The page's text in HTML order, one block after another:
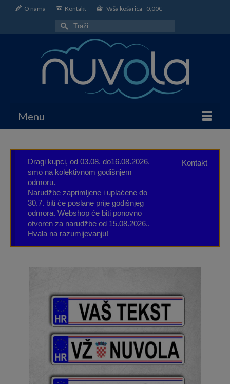
O nama Kontakt Vaša košarica - 0,00€
Search
for:
Menu
Kontakt
Dragi kupci, od 03.08. do16.08.2026.
smo na kolektivnom godišnjem
odmoru.
Narudžbe zaprimljene i uplaćene do
30.7. biti će poslane prije godišnjeg
odmora. Webshop će biti ponovno
otvoren za narudžbe od 15.08.2026..
Hvala na razumijevanju!